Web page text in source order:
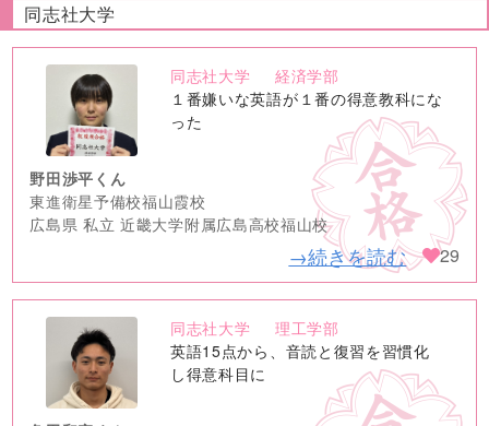
同志社大学
no
image
同志社大学
経済学部
１番嫌いな英語が１番の得意教科にな
った
野田渉平くん
東進衛星予備校福山霞校
広島県 私立 近畿大学附属広島高校福山校
→続きを読む 29
no
image
同志社大学
理工学部
英語15点から、音読と復習を習慣化
し得意科目に